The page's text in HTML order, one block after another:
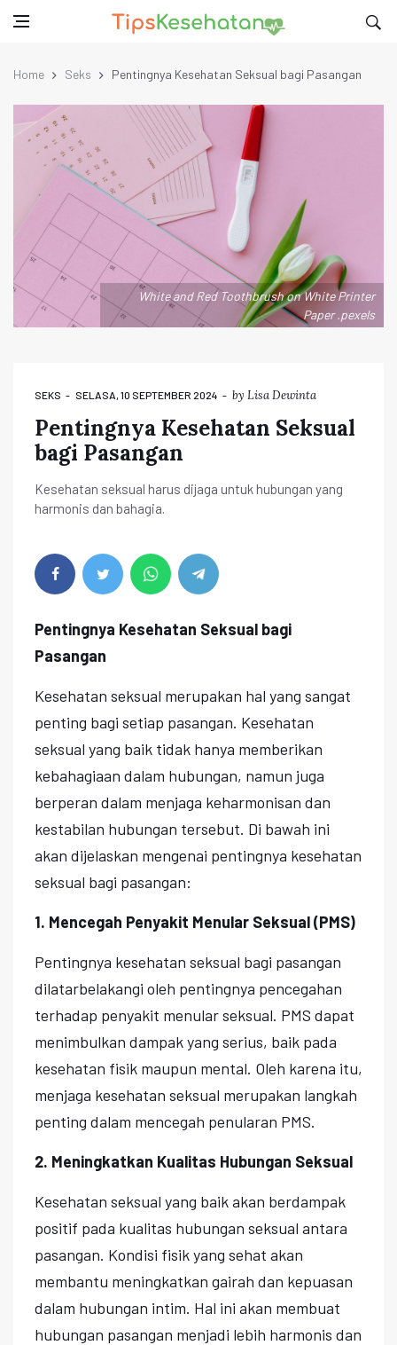
Home Seks Pentingnya Kesehatan Seksual bagi Pasangan
White and Red Toothbrush on White Printer
Paper .pexels
SEKS SELASA, 10 SEPTEMBER 2024 by Lisa Dewinta
Pentingnya Kesehatan Seksual
bagi Pasangan
Kesehatan seksual harus dijaga untuk hubungan yang
harmonis dan bahagia.
Pentingnya Kesehatan Seksual bagi
Pasangan
Kesehatan seksual merupakan hal yang sangat
penting bagi setiap pasangan. Kesehatan
seksual yang baik tidak hanya memberikan
kebahagiaan dalam hubungan, namun juga
berperan dalam menjaga keharmonisan dan
kestabilan hubungan tersebut. Di bawah ini
akan dijelaskan mengenai pentingnya kesehatan
seksual bagi pasangan:
1. Mencegah Penyakit Menular Seksual (PMS)
Pentingnya kesehatan seksual bagi pasangan
dilatarbelakangi oleh pentingnya pencegahan
terhadap penyakit menular seksual. PMS dapat
menimbulkan dampak yang serius, baik pada
kesehatan fisik maupun mental. Oleh karena itu,
menjaga kesehatan seksual merupakan langkah
penting dalam mencegah penularan PMS.
2. Meningkatkan Kualitas Hubungan Seksual
Kesehatan seksual yang baik akan berdampak
positif pada kualitas hubungan seksual antara
pasangan. Kondisi fisik yang sehat akan
membantu meningkatkan gairah dan kepuasan
dalam hubungan intim. Hal ini akan membuat
hubungan pasangan menjadi lebih harmonis dan